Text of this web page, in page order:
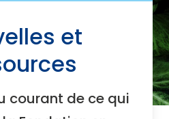
et
courant de ce qui